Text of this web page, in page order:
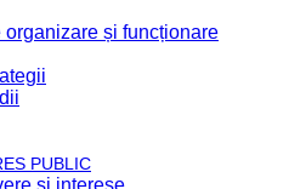
organizare și funcționare
PUBLIC
si interese